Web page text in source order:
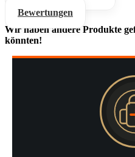
Bewertungen
Wir haben andere Produkte
könnten!